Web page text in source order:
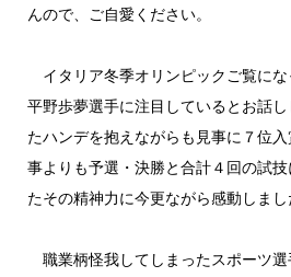
んので、ご自愛ください。
イタリア冬季オリンピックご覧に
平野歩夢選手に注目しているとお話
たハンデを抱えながらも見事に７位
事よりも予選・決勝と合計４回の試
たその精神力に今更ながら感動しまし
職業柄怪我してしまったスポーツ